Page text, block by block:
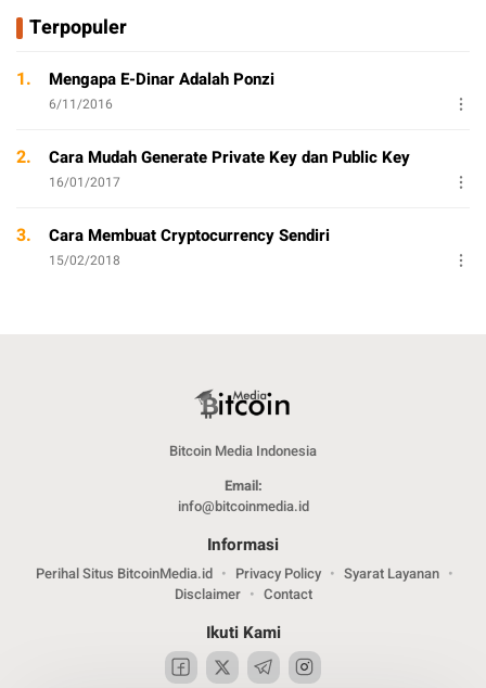
Terpopuler
1. Mengapa E-Dinar Adalah Ponzi
6/11/2016
2. Cara Mudah Generate Private Key dan Public Key
16/01/2017
3. Cara Membuat Cryptocurrency Sendiri
15/02/2018
Bitcoin Media Indonesia
Email:
info@bitcoinmedia.id
Informasi
Perihal Situs BitcoinMedia.id Privacy Policy
Syarat Layanan
Disclaimer
Contact
Ikuti Kami